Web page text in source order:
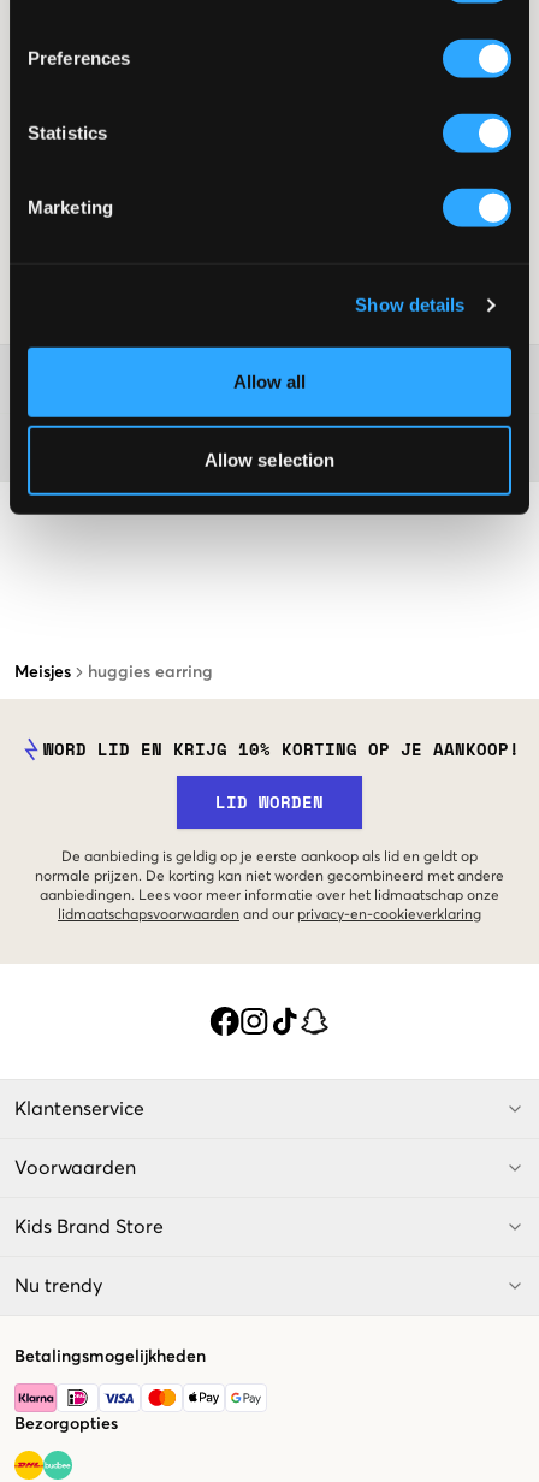
Preferences
Statistics
Marketing
Show details
Allow all
Allow selection
Meisjes huggies earring
Oorbellen van roestvrij staal van RYVLS. De diameter van de
oorbellen is 17 mm. Deze ringen zijn eenvoudig te combineren
Oorbellen
Roestvrij staal
WORD LID EN KRIJG 10% KORTING OP JE AANKOOP!
LID WORDEN
De aanbieding is geldig op je eerste aankoop als lid en geldt op
normale prijzen. De korting kan niet worden gecombineerd met andere
aanbiedingen. Lees voor meer informatie over het lidmaatschap onze
lidmaatschapsvoorwaarden and our privacy-en-cookieverklaring
Klantenservice
Voorwaarden
Kids Brand Store
Nu trendy
Betalingsmogelijkheden
Bezorgopties